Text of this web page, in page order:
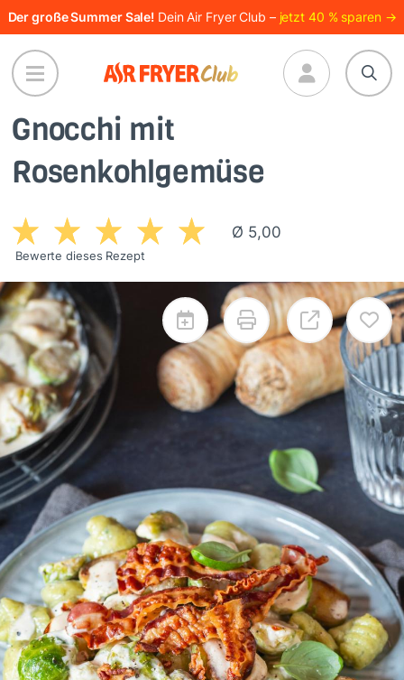
Direkt
zum
Inhalt
Der große Summer Sale! Dein Air Fryer Club – jetzt 40 % sparen →
Gnocchi mit
Rosenkohlgemüse
Ø 5,00
Bewerte dieses Rezept